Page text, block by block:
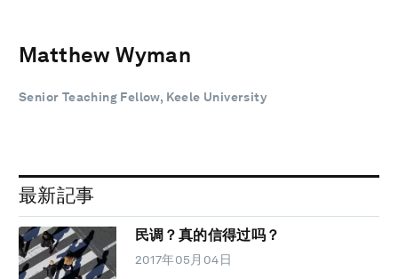
Matthew Wyman
Senior Teaching Fellow, Keele University
最新記事
民调？真的信得过吗？
2017年05月04日